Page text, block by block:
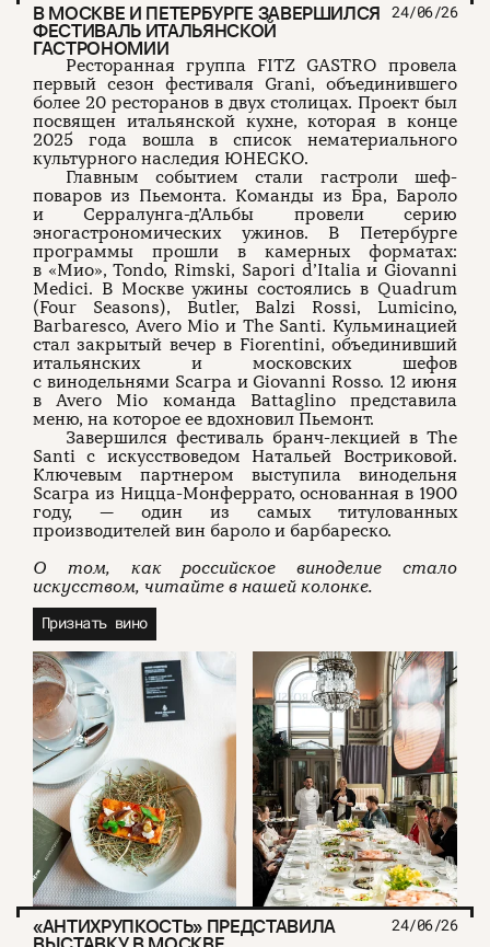
В МОСКВЕ И ПЕТЕРБУРГЕ ЗАВЕРШИЛСЯ
ФЕСТИВАЛЬ ИТАЛЬЯНСКОЙ
ГАСТРОНОМИИ
24/06/26
Ресторанная группа FITZ GASTRO провела
первый сезон фестиваля Grani, объединившего
более 20 ресторанов в двух столицах. Проект был
посвящен итальянской кухне, которая в конце
2025 года вошла в список нематериального
культурного наследия ЮНЕСКО.
Главным событием стали гастроли шеф-
поваров из Пьемонта. Команды из Бра, Бароло
и Серралунга-д’Альбы провели серию
эногастрономических ужинов. В Петербурге
программы прошли в камерных форматах:
в «Мио», Tondo, Rimski, Sapori d’Italia и Giovanni
Medici. В Москве ужины состоялись в Quadrum
(Four Seasons), Butler, Balzi Rossi, Lumicino,
Barbaresco, Avero Mio и The Santi. Кульминацией
стал закрытый вечер в Fiorentini, объединивший
итальянских и московских шефов
с винодельнями Scarpa и Giovanni Rosso. 12 июня
в Avero Mio команда Battaglino представила
меню, на которое ее вдохновил Пьемонт.
Завершился фестиваль бранч-лекцией в The
Santi с искусствоведом Натальей Востриковой.
Ключевым партнером выступила винодельня
Scarpa из Ницца-Монферрато, основанная в 1900
году, — один из самых титулованных
производителей вин бароло и барбареско.
О том, как российское виноделие стало
искусством, читайте в нашей колонке.
Признать вино
«АНТИХРУПКОСТЬ» ПРЕДСТАВИЛА 24/06/26